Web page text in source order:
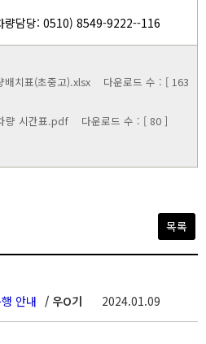
량담당: 0510) 8549-9222--116
배치표(초중고).xlsx 다운로드 수 : [ 163
량 시간표.pdf 다운로드 수 : [ 80 ]
목록
안내 / 우O기 2024.01.09